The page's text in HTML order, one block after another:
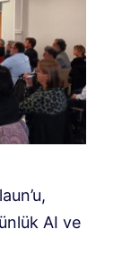
AI ve